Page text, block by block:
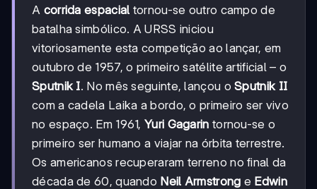
A corrida espacial tornou-se outro campo de
batalha simbólico. A URSS iniciou
vitoriosamente esta competição ao lançar, em
outubro de 1957, o primeiro satélite artificial – o
Sputnik I. No mês seguinte, lançou oSputnik II
com a cadela Laika a bordo, o primeiro ser vivo
no espaço. Em 1961,Yuri Gagarin tornou-se o
primeiro ser humano a viajar na órbita terrestre.
Os americanos recuperaram terreno no final da
década de 60, quando Neil Armstrong e Edwin